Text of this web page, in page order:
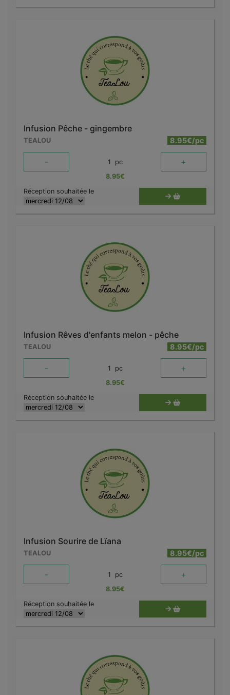
Infusion Pêche - gingembre
TEALOU 8.95€/pc
- 1 pc +
8.95€
Réception souhaitée le
Infusion Rêves d'enfants melon - pêche
TEALOU 8.95€/pc
- 1 pc +
8.95€
Réception souhaitée le
Infusion Sourire de Lïana
TEALOU 8.95€/pc
- 1 pc +
8.95€
Réception souhaitée le